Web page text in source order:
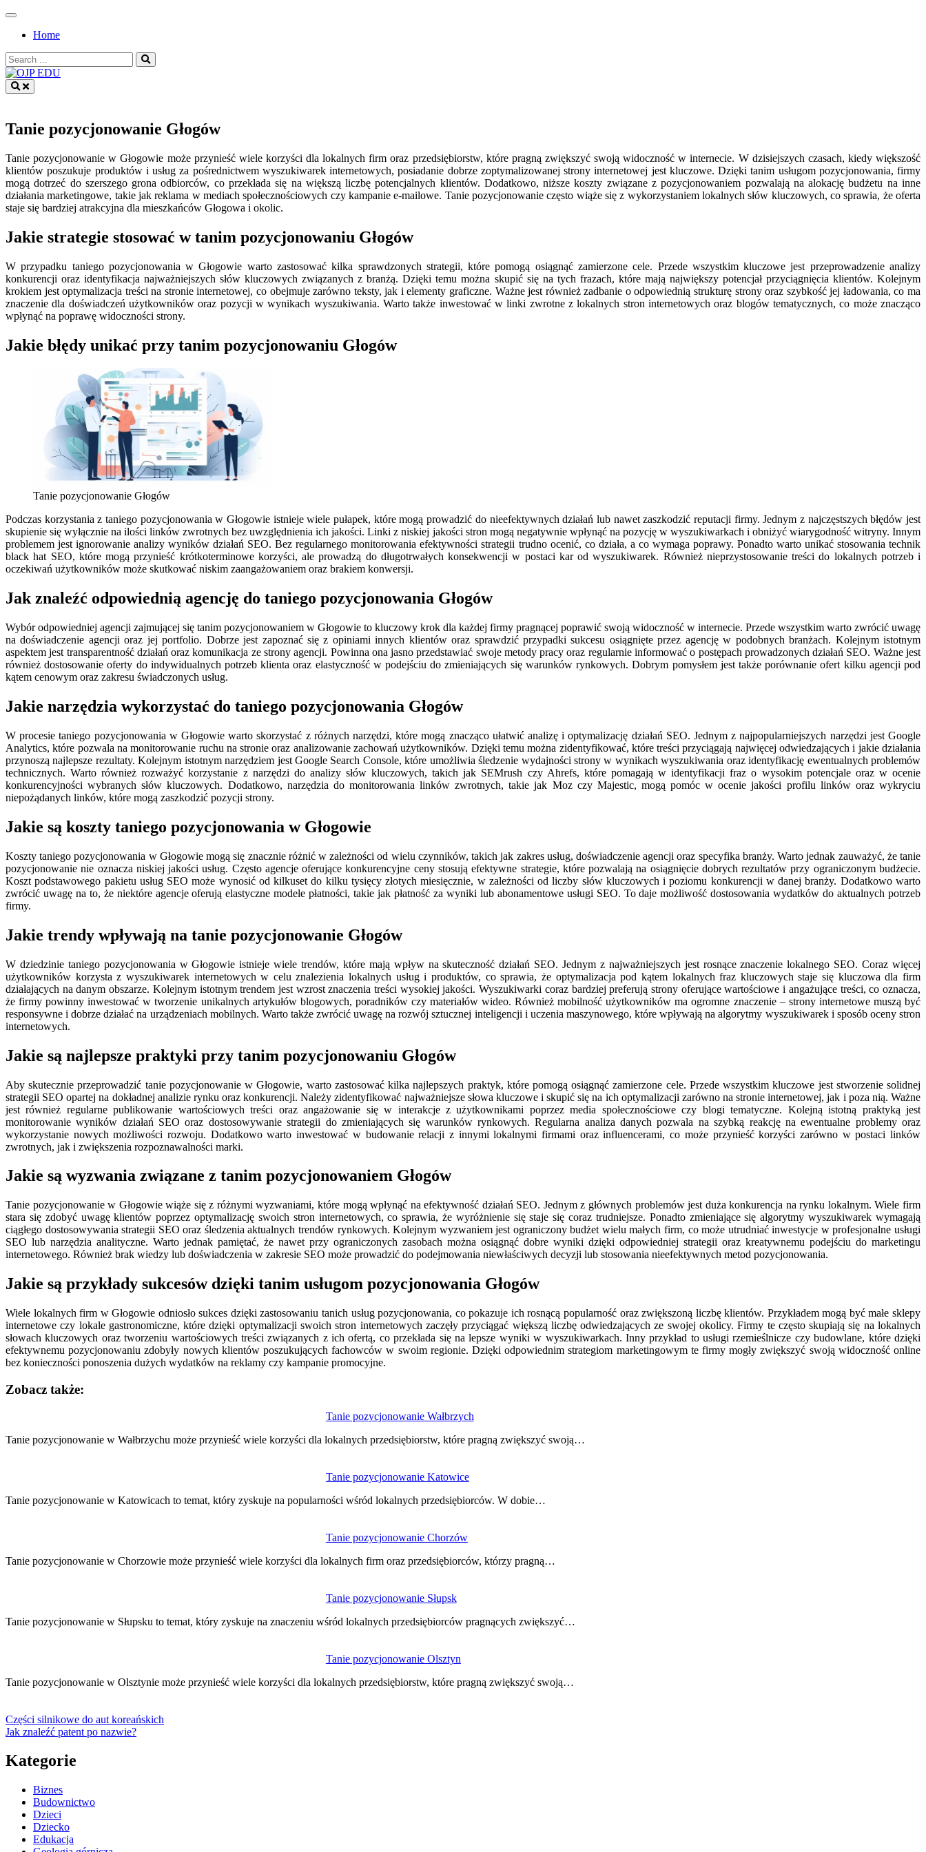
Skip
contentHome
Search
for:
Tanie pozycjonowanie Głogów
Tanie pozycjonowanie w Głogowie może przynieść wiele korzyści dla lokalnych firm oraz przedsiębiorstw, które pragną zwiększyć swoją widoczność w internecie. W dzisiejszych czasach, kiedy większość
klientów poszukuje produktów i usług za pośrednictwem wyszukiwarek internetowych, posiadanie dobrze zoptymalizowanej strony internetowej jest kluczowe. Dzięki tanim usługom pozycjonowania, firmy
mogą dotrzeć do szerszego grona odbiorców, co przekłada się na większą liczbę potencjalnych klientów. Dodatkowo, niższe koszty związane z pozycjonowaniem pozwalają na alokację budżetu na inne
działania marketingowe, takie jak reklama w mediach społecznościowych czy kampanie e-mailowe. Tanie pozycjonowanie często wiąże się z wykorzystaniem lokalnych słów kluczowych, co sprawia, że oferta
staje się bardziej atrakcyjna dla mieszkańców Głogowa i okolic.
Jakie strategie stosować w tanim pozycjonowaniu Głogów
W przypadku taniego pozycjonowania w Głogowie warto zastosować kilka sprawdzonych strategii, które pomogą osiągnąć zamierzone cele. Przede wszystkim kluczowe jest przeprowadzenie analizy
konkurencji oraz identyfikacja najważniejszych słów kluczowych związanych z branżą. Dzięki temu można skupić się na tych frazach, które mają największy potencjał przyciągnięcia klientów. Kolejnym
krokiem jest optymalizacja treści na stronie internetowej, co obejmuje zarówno teksty, jak i elementy graficzne. Ważne jest również zadbanie o odpowiednią strukturę strony oraz szybkość jej ładowania, co ma
znaczenie dla doświadczeń użytkowników oraz pozycji w wynikach wyszukiwania. Warto także inwestować w linki zwrotne z lokalnych stron internetowych oraz blogów tematycznych, co może znacząco
wpłynąć na poprawę widoczności strony.
Jakie błędy unikać przy tanim pozycjonowaniu Głogów
Tanie pozycjonowanie Głogów
Podczas korzystania z taniego pozycjonowania w Głogowie istnieje wiele pułapek, które mogą prowadzić do nieefektywnych działań lub nawet zaszkodzić reputacji firmy. Jednym z najczęstszych błędów jest
skupienie się wyłącznie na ilości linków zwrotnych bez uwzględnienia ich jakości. Linki z niskiej jakości stron mogą negatywnie wpłynąć na pozycję w wyszukiwarkach i obniżyć wiarygodność witryny. Innym
problemem jest ignorowanie analizy wyników działań SEO. Bez regularnego monitorowania efektywności strategii trudno ocenić, co działa, a co wymaga poprawy. Ponadto warto unikać stosowania technik
black hat SEO, które mogą przynieść krótkoterminowe korzyści, ale prowadzą do długotrwałych konsekwencji w postaci kar od wyszukiwarek. Również nieprzystosowanie treści do lokalnych potrzeb i
oczekiwań użytkowników może skutkować niskim zaangażowaniem oraz brakiem konwersji.
Jak znaleźć odpowiednią agencję do taniego pozycjonowania Głogów
Wybór odpowiedniej agencji zajmującej się tanim pozycjonowaniem w Głogowie to kluczowy krok dla każdej firmy pragnącej poprawić swoją widoczność w internecie. Przede wszystkim warto zwrócić uwagę
na doświadczenie agencji oraz jej portfolio. Dobrze jest zapoznać się z opiniami innych klientów oraz sprawdzić przypadki sukcesu osiągnięte przez agencję w podobnych branżach. Kolejnym istotnym
aspektem jest transparentność działań oraz komunikacja ze strony agencji. Powinna ona jasno przedstawiać swoje metody pracy oraz regularnie informować o postępach prowadzonych działań SEO. Ważne jest
również dostosowanie oferty do indywidualnych potrzeb klienta oraz elastyczność w podejściu do zmieniających się warunków rynkowych. Dobrym pomysłem jest także porównanie ofert kilku agencji pod
kątem cenowym oraz zakresu świadczonych usług.
Jakie narzędzia wykorzystać do taniego pozycjonowania Głogów
W procesie taniego pozycjonowania w Głogowie warto skorzystać z różnych narzędzi, które mogą znacząco ułatwić analizę i optymalizację działań SEO. Jednym z najpopularniejszych narzędzi jest Google
Analytics, które pozwala na monitorowanie ruchu na stronie oraz analizowanie zachowań użytkowników. Dzięki temu można zidentyfikować, które treści przyciągają najwięcej odwiedzających i jakie działania
przynoszą najlepsze rezultaty. Kolejnym istotnym narzędziem jest Google Search Console, które umożliwia śledzenie wydajności strony w wynikach wyszukiwania oraz identyfikację ewentualnych problemów
technicznych. Warto również rozważyć korzystanie z narzędzi do analizy słów kluczowych, takich jak SEMrush czy Ahrefs, które pomagają w identyfikacji fraz o wysokim potencjale oraz w ocenie
konkurencyjności wybranych słów kluczowych. Dodatkowo, narzędzia do monitorowania linków zwrotnych, takie jak Moz czy Majestic, mogą pomóc w ocenie jakości profilu linków oraz wykryciu
niepożądanych linków, które mogą zaszkodzić pozycji strony.
Jakie są koszty taniego pozycjonowania w Głogowie
Koszty taniego pozycjonowania w Głogowie mogą się znacznie różnić w zależności od wielu czynników, takich jak zakres usług, doświadczenie agencji oraz specyfika branży. Warto jednak zauważyć, że tanie
pozycjonowanie nie oznacza niskiej jakości usług. Często agencje oferujące konkurencyjne ceny stosują efektywne strategie, które pozwalają na osiągnięcie dobrych rezultatów przy ograniczonym budżecie.
Koszt podstawowego pakietu usług SEO może wynosić od kilkuset do kilku tysięcy złotych miesięcznie, w zależności od liczby słów kluczowych i poziomu konkurencji w danej branży. Dodatkowo warto
zwrócić uwagę na to, że niektóre agencje oferują elastyczne modele płatności, takie jak płatność za wyniki lub abonamentowe usługi SEO. To daje możliwość dostosowania wydatków do aktualnych potrzeb
firmy.
Jakie trendy wpływają na tanie pozycjonowanie Głogów
W dziedzinie taniego pozycjonowania w Głogowie istnieje wiele trendów, które mają wpływ na skuteczność działań SEO. Jednym z najważniejszych jest rosnące znaczenie lokalnego SEO. Coraz więcej
użytkowników korzysta z wyszukiwarek internetowych w celu znalezienia lokalnych usług i produktów, co sprawia, że optymalizacja pod kątem lokalnych fraz kluczowych staje się kluczowa dla firm
działających na danym obszarze. Kolejnym istotnym trendem jest wzrost znaczenia treści wysokiej jakości. Wyszukiwarki coraz bardziej preferują strony oferujące wartościowe i angażujące treści, co oznacza,
że firmy powinny inwestować w tworzenie unikalnych artykułów blogowych, poradników czy materiałów wideo. Również mobilność użytkowników ma ogromne znaczenie – strony internetowe muszą być
responsywne i dobrze działać na urządzeniach mobilnych. Warto także zwrócić uwagę na rozwój sztucznej inteligencji i uczenia maszynowego, które wpływają na algorytmy wyszukiwarek i sposób oceny stron
internetowych.
Jakie są najlepsze praktyki przy tanim pozycjonowaniu Głogów
Aby skutecznie przeprowadzić tanie pozycjonowanie w Głogowie, warto zastosować kilka najlepszych praktyk, które pomogą osiągnąć zamierzone cele. Przede wszystkim kluczowe jest stworzenie solidnej
strategii SEO opartej na dokładnej analizie rynku oraz konkurencji. Należy zidentyfikować najważniejsze słowa kluczowe i skupić się na ich optymalizacji zarówno na stronie internetowej, jak i poza nią. Ważne
jest również regularne publikowanie wartościowych treści oraz angażowanie się w interakcje z użytkownikami poprzez media społecznościowe czy blogi tematyczne. Kolejną istotną praktyką jest
monitorowanie wyników działań SEO oraz dostosowywanie strategii do zmieniających się warunków rynkowych. Regularna analiza danych pozwala na szybką reakcję na ewentualne problemy oraz
wykorzystanie nowych możliwości rozwoju. Dodatkowo warto inwestować w budowanie relacji z innymi lokalnymi firmami oraz influencerami, co może przynieść korzyści zarówno w postaci linków
zwrotnych, jak i zwiększenia rozpoznawalności marki.
Jakie są wyzwania związane z tanim pozycjonowaniem Głogów
Tanie pozycjonowanie w Głogowie wiąże się z różnymi wyzwaniami, które mogą wpłynąć na efektywność działań SEO. Jednym z głównych problemów jest duża konkurencja na rynku lokalnym. Wiele firm
stara się zdobyć uwagę klientów poprzez optymalizację swoich stron internetowych, co sprawia, że wyróżnienie się staje się coraz trudniejsze. Ponadto zmieniające się algorytmy wyszukiwarek wymagają
ciągłego dostosowywania strategii SEO oraz śledzenia aktualnych trendów rynkowych. Kolejnym wyzwaniem jest ograniczony budżet wielu małych firm, co może utrudniać inwestycje w profesjonalne usługi
SEO lub narzędzia analityczne. Warto jednak pamiętać, że nawet przy ograniczonych zasobach można osiągnąć dobre wyniki dzięki odpowiedniej strategii oraz kreatywnemu podejściu do marketingu
internetowego. Również brak wiedzy lub doświadczenia w zakresie SEO może prowadzić do podejmowania niewłaściwych decyzji lub stosowania nieefektywnych metod pozycjonowania.
Jakie są przykłady sukcesów dzięki tanim usługom pozycjonowania Głogów
Wiele lokalnych firm w Głogowie odniosło sukces dzięki zastosowaniu tanich usług pozycjonowania, co pokazuje ich rosnącą popularność oraz zwiększoną liczbę klientów. Przykładem mogą być małe sklepy
internetowe czy lokale gastronomiczne, które dzięki optymalizacji swoich stron internetowych zaczęły przyciągać większą liczbę odwiedzających ze swojej okolicy. Firmy te często skupiają się na lokalnych
słowach kluczowych oraz tworzeniu wartościowych treści związanych z ich ofertą, co przekłada się na lepsze wyniki w wyszukiwarkach. Inny przykład to usługi rzemieślnicze czy budowlane, które dzięki
efektywnemu pozycjonowaniu zdobyły nowych klientów poszukujących fachowców w swoim regionie. Dzięki odpowiednim strategiom marketingowym te firmy mogły zwiększyć swoją widoczność online
bez konieczności ponoszenia dużych wydatków na reklamy czy kampanie promocyjne.
Zobacz także:
Tanie pozycjonowanie Wałbrzych
Tanie pozycjonowanie w Wałbrzychu może przynieść wiele korzyści dla lokalnych przedsiębiorstw, które pragną zwiększyć swoją…
Tanie pozycjonowanie Katowice
Tanie pozycjonowanie w Katowicach to temat, który zyskuje na popularności wśród lokalnych przedsiębiorców. W dobie…
Tanie pozycjonowanie Chorzów
Tanie pozycjonowanie w Chorzowie może przynieść wiele korzyści dla lokalnych firm oraz przedsiębiorców, którzy pragną…
Tanie pozycjonowanie Słupsk
Tanie pozycjonowanie w Słupsku to temat, który zyskuje na znaczeniu wśród lokalnych przedsiębiorców pragnących zwiększyć…
Tanie pozycjonowanie Olsztyn
Tanie pozycjonowanie w Olsztynie może przynieść wiele korzyści dla lokalnych przedsiębiorstw, które pragną zwiększyć swoją…
wpisu
Części silnikowe do aut koreańskich
Jak znaleźć patent po nazwie?
Kategorie
Biznes
Budownictwo
Dzieci
Dziecko
Edukacja